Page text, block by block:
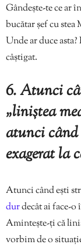
Gândește-te ce ar
bucătar șef cu
Unde ar duce
câștigat.
6.Atunci
„liniștea
atunci când
exagerat la
Atunci când ești
durdecât ai face-
Amintește-ți că
vorbim de o